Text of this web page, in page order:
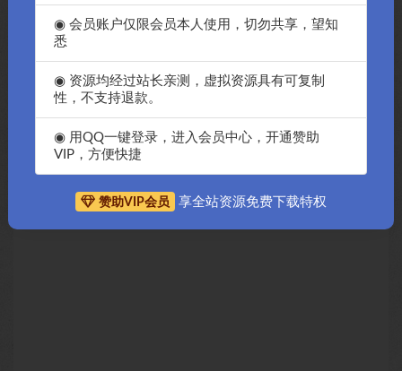
◉ 会员账户仅限会员本人使用，切勿共享，望知
悉
◉ 资源均经过站长亲测，虚拟资源具有可复制
性，不支持退款。
◉ 用QQ一键登录，进入会员中心，开通赞助
VIP，方便快捷
赞助VIP会员 享全站资源免费下载特权